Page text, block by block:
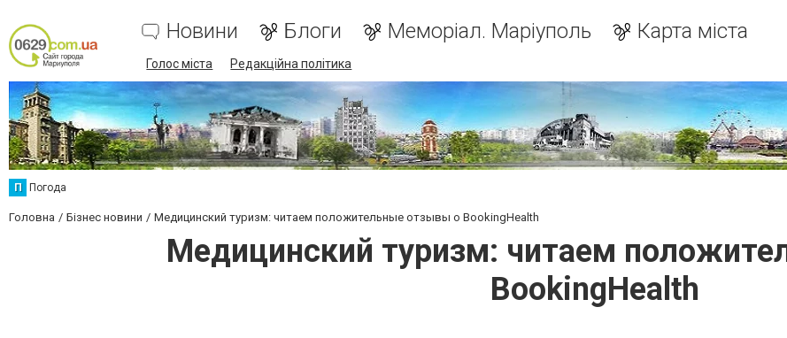
Новини Блоги Меморіал. Маріуполь Карта міста
Голос міста Редакційна політика
П Погода
Головна Бізнес новини Медицинский туризм: читаем положительные отзывы о BookingHealth
Медицинский туризм: читаем
BookingHealth